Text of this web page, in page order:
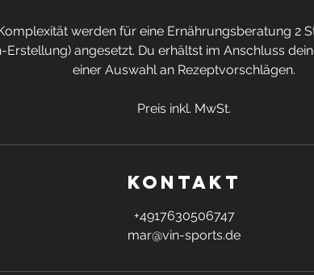
werden für eine Ernährungsberatung 2
Erstellung) angesetzt. Du erhältst im Anschluss
einer Auswahl an Rezeptvorschlägen.
Preis inkl. MwSt.
Kontakt
+4917630506747
mar@vin-sports.de